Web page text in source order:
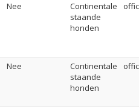
Nee
Continentale
staande
honden
Nee
Continentale
staande
honden